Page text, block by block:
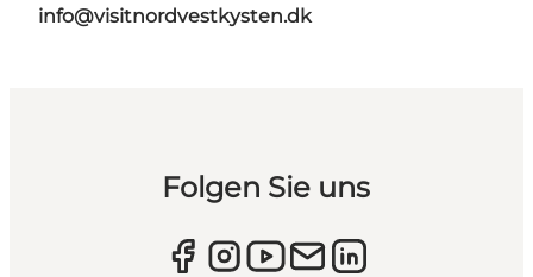
info@visitnordvestkysten.dk
Folgen Sie uns